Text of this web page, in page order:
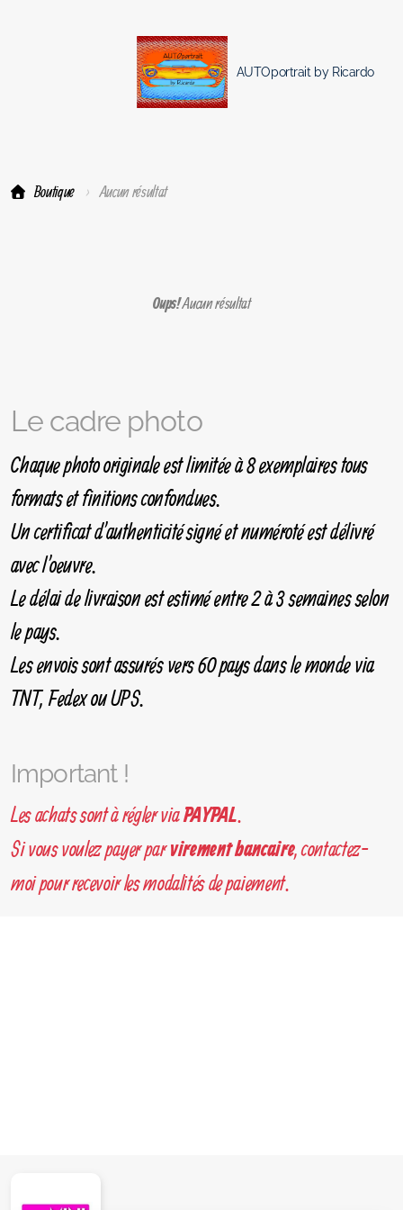
AUTOportrait by Ricardo
Boutique Aucun résultat
Oups!Aucun résultat
Le cadre photo
Chaque photo originale est limitée à 8 exemplaires tous
formats et finitions confondues.
Un certificat d'authenticité signé et numéroté est délivré
avec l'oeuvre.
Le délai de livraison est estimé entre 2 à 3 semaines selon
le pays.
Les envois sont assurés vers 60 pays dans le monde via
TNT, Fedex ou UPS.
Important !
Les achats sont à régler viaPAYPAL.
Si vous voulez payer parvirement bancaire, contactez-
moi pour recevoir les modalités de paiement.